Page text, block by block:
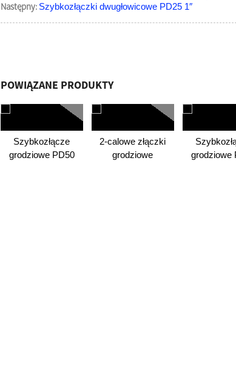
Następny: Szybkozłączki dwugłowicowe PD25 1″
POWIĄZANE PRODUKTY
Szybkozłącze
grodziowe PD50
2-calowe złączki
grodziowe
grodziowe